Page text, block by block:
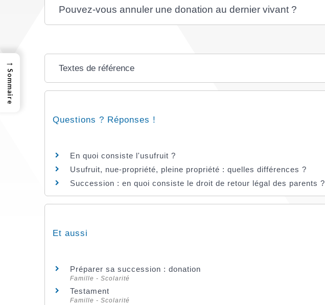
Pouvez-vous annuler une donation au dernier vivant ?
Textes de référence
Questions ? Réponses !
En quoi consiste l'usufruit ?
Usufruit, nue-propriété, pleine propriété : quelles différences ?
Succession : en quoi consiste le droit de retour légal des parents ?
Et aussi
Préparer sa succession : donation
Famille - Scolarité
Testament
Famille - Scolarité
→
Sommaire